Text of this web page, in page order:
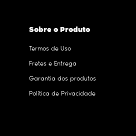
Sobre o Produto
Termos de Uso
Fretes e Entrega
Garantia dos produtos
Política de Privacidade